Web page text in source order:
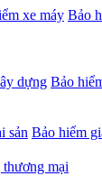
xe máy Bảo
dựng Bảo
sản Bảo hiểm
mại